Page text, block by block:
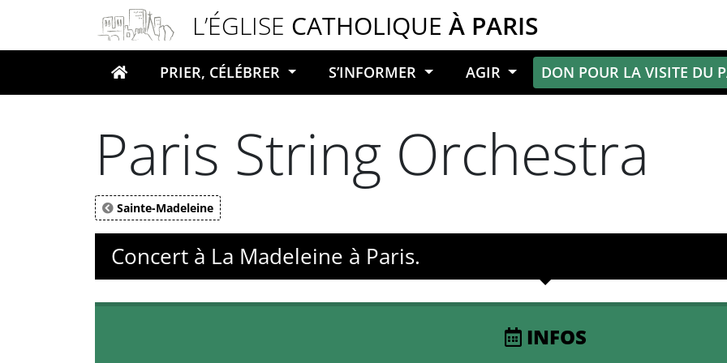
L’ÉGLISE CATHOLIQUE À PARIS
Votre recherche
PRIER, CÉLÉBRER S’INFORMER AGIR DON POUR LA VISITE DU
Paris String Orchestra
Sainte-Madeleine
Concert à La Madeleine à Paris.
INFOS
Panneau de gestion des cookies